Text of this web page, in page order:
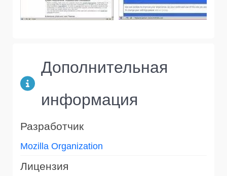
Дополнительная
информация
Разработчик
Mozilla Organization
Лицензия